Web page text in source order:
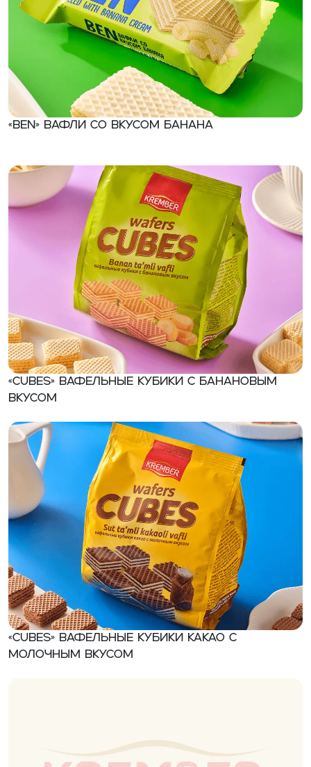
«Ben» Вафли со вкусом банана
«CUBES» вафельные кубики с банановым
вкусом
«CUBES» вафельные кубики какао с
молочным вкусом